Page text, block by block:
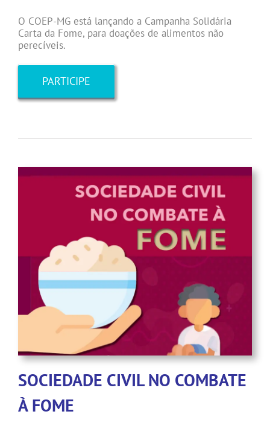
O COEP-MG está lançando a Campanha Solidária
Carta da Fome, para doações de alimentos não
perecíveis.
PARTICIPE
SOCIEDADE CIVIL NO COMBATE
À FOME